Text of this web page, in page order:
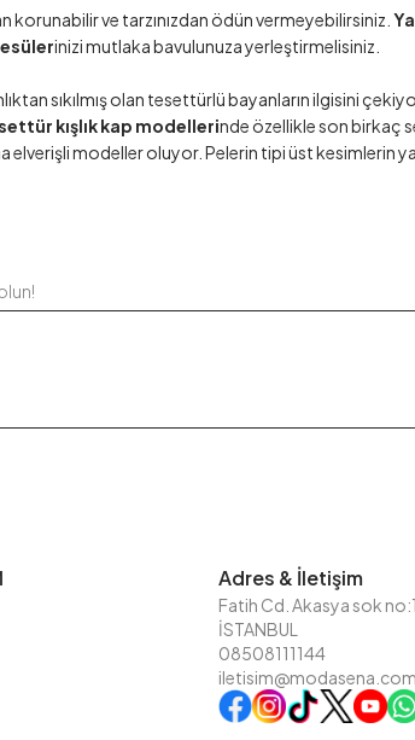
korunabilir ve tarzınızdan ödün vermeyebilirsiniz.
inizi mutlaka bavulunuza yerleştirmelisiniz.
sıkılmış olan tesettürlü bayanların ilgisini
kışlık kap modellerinde özellikle son birkaç
modeller oluyor. Pelerin tipi üst kesimlerin
Adres & İletişim
Fatih Cd. Akasya sok
İSTANBUL
08508111144
iletisim@modasena.com
Instagram
TikTok
X